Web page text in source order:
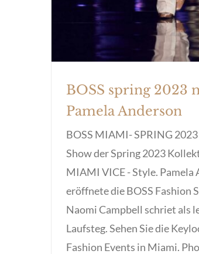
BOSS spring 2023
Pamela Anderson
BOSS MIAMI- SPRING
Show der Spring 2023
MIAMI VICE - Style. Pamela
eröffnete die BOSS Fashion
Naomi Campbell schriet als
Laufsteg. Sehen Sie die
Fashion Events in Miami.